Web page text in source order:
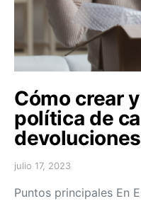
Cómo crear
política de
devoluciones
julio 17, 2023
Puntos principales En